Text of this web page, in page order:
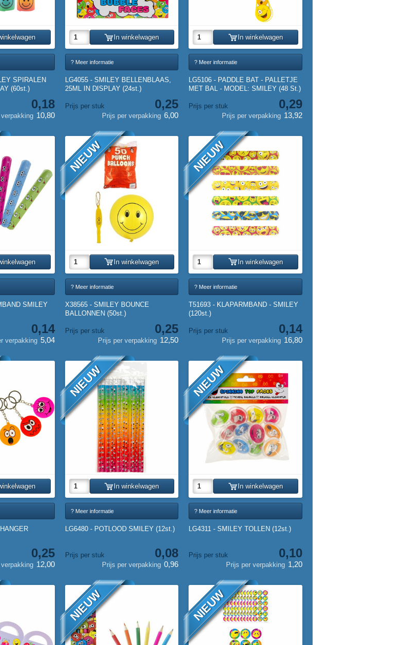
SPIRALEN
(60st.)
0,18
10,80
In winkelwagen
? Meer informatie
LG4055 - SMILEY BELLENBLAAS,
25ML IN DISPLAY (24st.)
Prijs per stuk 0,25
Prijs per verpakking 6,00
In winkelwagen
? Meer informatie
LG5106 - PADDLE BAT - PALLETJE
MET BAL - MODEL: SMILEY (48 St.)
Prijs per stuk 0,29
Prijs per verpakking 13,92
SMILEY
0,14
verpakking 5,04
NIEUW
In winkelwagen
? Meer informatie
X38565 - SMILEY BOUNCE
BALLONNEN (50st.)
Prijs per stuk 0,25
Prijs per verpakking 12,50
NIEUW
In winkelwagen
? Meer informatie
T51693 - KLAPARMBAND - SMILEY
(120st.)
Prijs per stuk 0,14
Prijs per verpakking 16,80
0,25
12,00
NIEUW
In winkelwagen
? Meer informatie
LG6480 - POTLOOD SMILEY (12st.)
Prijs per stuk 0,08
Prijs per verpakking 0,96
NIEUW
In winkelwagen
? Meer informatie
LG4311 - SMILEY TOLLEN (12st.)
Prijs per stuk 0,10
Prijs per verpakking 1,20
NIEUW NIEUW